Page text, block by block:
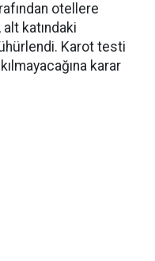
otellere
alt katındaki
Karot testi
karar